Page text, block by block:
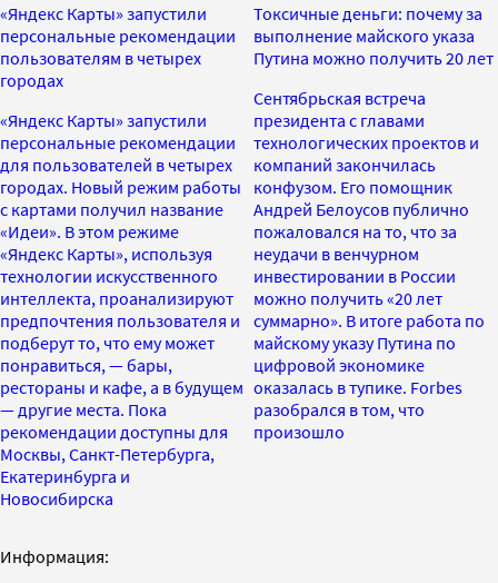
«Яндекс Карты» запустили
персональные рекомендации
пользователям в четырех
городах
«Яндекс Карты» запустили
персональные рекомендации
для пользователей в четырех
городах. Новый режим работы
с картами получил название
«Идеи». В этом режиме
«Яндекс Карты», используя
технологии искусственного
интеллекта, проанализируют
предпочтения пользователя и
подберут то, что ему может
понравиться, — бары,
рестораны и кафе, а в будущем
— другие места. Пока
рекомендации доступны для
Москвы, Санкт-Петербурга,
Екатеринбурга и
Новосибирска
Токсичные деньги: почему за
выполнение майского указа
Путина можно получить 20 лет
Сентябрьская встреча
президента с главами
технологических проектов и
компаний закончилась
конфузом. Его помощник
Андрей Белоусов публично
пожаловался на то, что за
неудачи в венчурном
инвестировании в России
можно получить «20 лет
суммарно». В итоге работа по
майскому указу Путина по
цифровой экономике
оказалась в тупике. Forbes
разобрался в том, что
произошло
Информация: